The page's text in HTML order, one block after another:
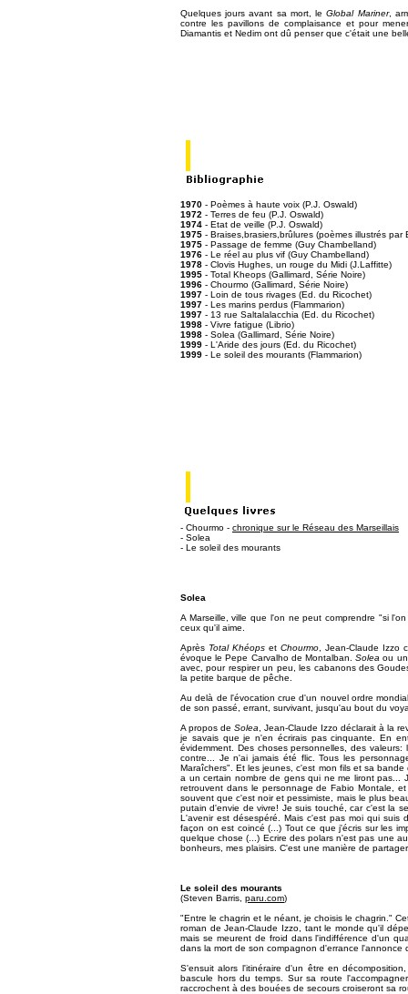
Quelques jours avant sa mort, leGlobal Mariner,
contre les pavillons de complaisance et pour
Diamantis et Nedim ont dû penser que c'était une
1970 - Poèmes à haute voix (P.J. Oswald)
1972 - Terres de feu (P.J. Oswald)
1974 - Etat de veille (P.J. Oswald)
1975 - Braises,brasiers,brûlures (poèmes illustrés par
1975 - Passage de femme (Guy Chambelland)
1976 - Le réel au plus vif (Guy Chambelland)
1978 - Clovis Hughes, un rouge du Midi (J.Laffitte)
1995 - Total Kheops (Gallimard, Série Noire)
1996 - Chourmo (Gallimard, Série Noire)
1997 - Loin de tous rivages (Ed. du Ricochet)
1997 - Les marins perdus (Flammarion)
1997 - 13 rue Saltalalacchia (Ed. du Ricochet)
1998 - Vivre fatigue (Librio)
1998 - Solea (Gallimard, Série Noire)
1999 - L'Aride des jours (Ed. du Ricochet)
1999 - Le soleil des mourants (Flammarion)
- Chourmo - chronique sur le Réseau des Marseillais
- Solea
- Le soleil des mourants
Solea
A Marseille, ville que l'on ne peut comprendre "si
ceux qu'il aime.
Après Total Khéopset Chourmo, Jean-Claude Izzo
évoque le Pepe Carvalho de Montalban.Solea ou
avec, pour respirer un peu, les cabanons des
la petite barque de pêche.
Au delà de l'évocation crue d'un nouvel ordre
de son passé, errant, survivant, jusqu'au bout du
A propos de Solea , Jean-Claude Izzo déclarait à la
je savais que je n'en écrirais pas cinquante. En
évidemment. Des choses personnelles, des
contre... Je n'ai jamais été flic. Tous les
Maraîchers". Et les jeunes, c'est mon fils et sa
a un certain nombre de gens qui ne me liront pas...
retrouvent dans le personnage de Fabio Montale,
souvent que c'est noir et pessimiste, mais le plus
putain d'envie de vivre! Je suis touché, car c'est la
L'avenir est désespéré. Mais c'est pas moi qui suis
façon on est coincé (...) Tout ce que j'écris sur les
quelque chose (...) Ecrire des polars n'est pas une
bonheurs, mes plaisirs. C'est une manière de
Le soleil des mourants
(Steven Barris, paru.com)
"Entre le chagrin et le néant, je choisis le chagrin."
roman de Jean-Claude Izzo, tant le monde qu'il
mais se meurent de froid dans l'indifférence d'un
dans la mort de son compagnon d'errance l'annonce
S'ensuit alors l'itinéraire d'un être en
bascule hors du temps. Sur sa route
raccrochent à des bouées de secours croiseront sa